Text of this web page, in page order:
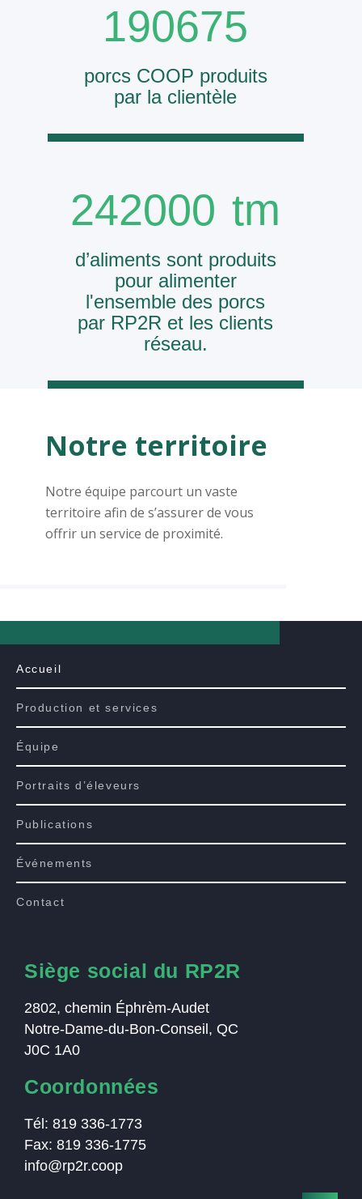
190675
porcs COOP produits
par la clientèle
242000 tm
d’aliments sont produits
pour alimenter
l'ensemble des porcs
par RP2R et les clients
réseau.
Notre territoire
Notre équipe parcourt un vaste
territoire afin de s’assurer de vous
offrir un service de proximité.
Accueil
Production et services
Équipe
Portraits d’éleveurs
Publications
Événements
Contact
Siège social du RP2R
2802, chemin Éphrèm-Audet
Notre-Dame-du-Bon-Conseil, QC
J0C 1A0
Coordonnées
Tél: 819 336-1773
Fax: 819 336-1775
info@rp2r.coop